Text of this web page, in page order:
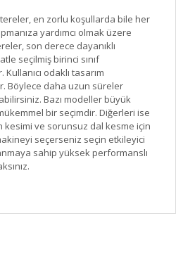
en zorlu koşullarda bile her
yardımcı olmak üzere
son derece dayanıklı
seçilmiş birinci sınıf
odaklı tasarım
Böylece daha uzun süreler
Bazı modeller büyük
bir seçimdir. Diğerleri ise
kesimi ve sorunsuz dal kesme için
seçerseniz seçin etkileyici
sahip yüksek performanslı